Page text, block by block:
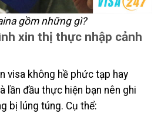
gồm những gì?
xin thị thực nhập cảnh
visa không hề phức tạp hay
lần đầu thực hiện bạn nên ghi
bị lúng túng. Cụ thể: